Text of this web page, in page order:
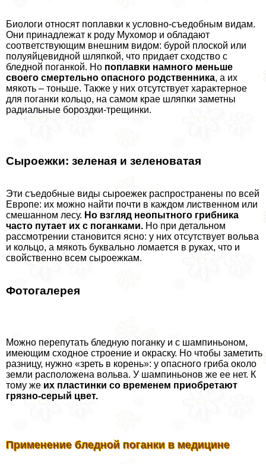
Биологи относят поплавки к условно-съедобным видам.
Они принадлежат к роду Мухомор и обладают
соответствующим внешним видом: бурой плоской или
полуяйцевидной шляпкой, что придает сходство с
бледной поганкой. Но поплавки намного меньше
своего cмepтельно опасного родственника, а их
мякоть – тоньше. Также у них отсутствует хаpaктерное
для поганки кольцо, на самом крае шляпки заметны
радиальные бороздки-трещинки.
Сыроежки: зеленая и зеленоватая
Эти съедобные виды сыроежек распространены по всей
Европе: их можно найти почти в каждом лиственном или
смешанном лесу. Но взгляд неопытного грибника
часто путает их с поганками. Но при детальном
рассмотрении становится ясно: у них отсутствует вольва
и кольцо, а мякоть буквально ломается в руках, что и
свойственно всем сыроежкам.
Фотогалерея
Можно перепутать бледную поганку и с шампиньоном,
имеющим сходное строение и окраску. Но чтобы заметить
разницу, нужно «зреть в корень»: у опасного гриба около
земли расположена вольва. У шампиньонов же ее нет. К
тому же их пластинки со временем приобретают
грязно-серый цвет.
Применение бледной поганки в медицине